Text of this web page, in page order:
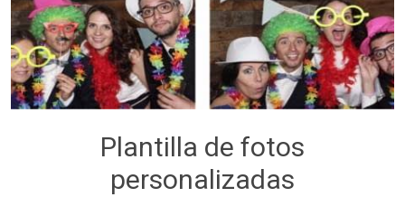
Plantilla de fotos
personalizadas